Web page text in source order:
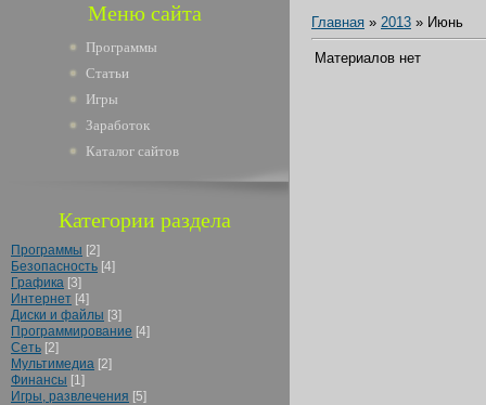
Меню сайта
Программы
Статьи
Игры
Заработок
Каталог сайтов
Категории раздела
Программы [2]
Безопасность [4]
Графика [3]
Интернет [4]
Диски и файлы [3]
Программирование [4]
Сеть [2]
Мультимедиа [2]
Финансы [1]
Игры, развлечения [5]
Главная » 2013 » Июнь
Материалов нет